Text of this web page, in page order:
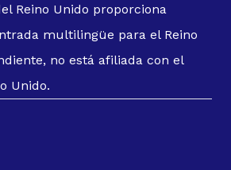
Reino Unido proporciona
multilingüe para el Reino
no está afiliada con el
Unido.